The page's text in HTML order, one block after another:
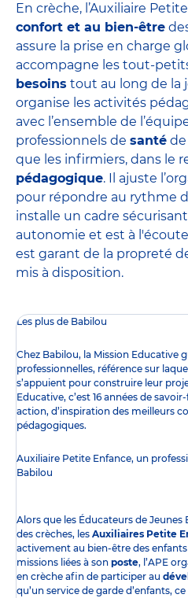
En crèche, l’Auxiliaire
confort et au bien-être
assure la prise en charge
accompagne les tout-
besoins tout au long de la
organise les activités
avec l’ensemble de
professionnels de santé de
que les infirmiers, dans le
pédagogique. Il ajuste
pour répondre au rythme
installe un cadre
autonomie et est à l'écoute
est garant de la propreté
mis à disposition.
Les plus de Babilou
Chez Babilou, la Mission Educative
professionnelles, référence sur
s’appuient pour construire leur
Educative, c’est 16 années de
action, d’inspiration des meilleurs
pédagogiques.
Auxiliaire Petite Enfance, un
Babilou
Alors que les Éducateurs de
des crèches, les Auxiliaires Petite
activement au bien-être des
missions liées à son poste, l’APE
en crèche afin de participer au
qu’un service de garde d’enfants,